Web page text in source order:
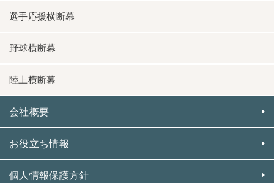
選手応援横断幕
野球横断幕
陸上横断幕
会社概要
お役立ち情報
個人情報保護方針